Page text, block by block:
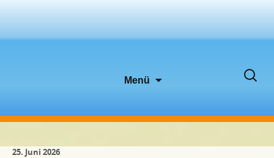
Menü
Suchen
25. Juni 2026